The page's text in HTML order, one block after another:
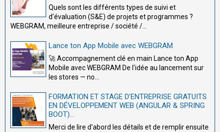
Quels sont les différents types de suivi et
d'évaluation (S&E) de projets et programmes ?
WEBGRAM, meilleure entreprise / société /...
Lance ton App Mobile avec WEBGRAM
🚀 Accompagnement clé en main Lance ton App
Mobile avec WEBGRAM De l'idée au lancement sur
les stores — no...
FORMATION ET STAGE D’ENTREPRISE GRATUITS
EN DÉVELOPPEMENT WEB (ANGULAR & SPRING
BOOT)...
Merci de lire d'abord les détails et de remplir ensuite